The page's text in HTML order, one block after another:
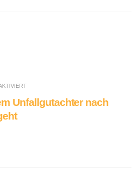
Unfallgutachter nach